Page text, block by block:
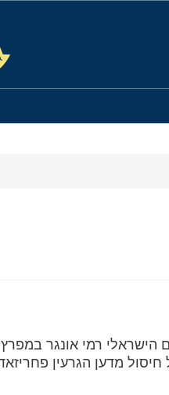
הישראלי רמי אונגר
מדען הגרעין